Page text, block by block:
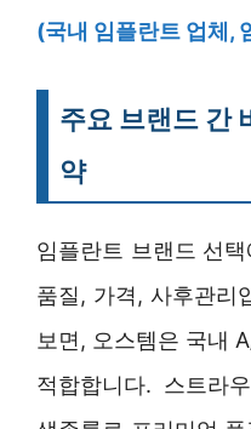
(국내 임플란트 업체,
주요 브랜드 간
약
임플란트 브랜드 선
품질, 가격, 사후관리
보면, 오스템은 국내
적합합니다. 스트라